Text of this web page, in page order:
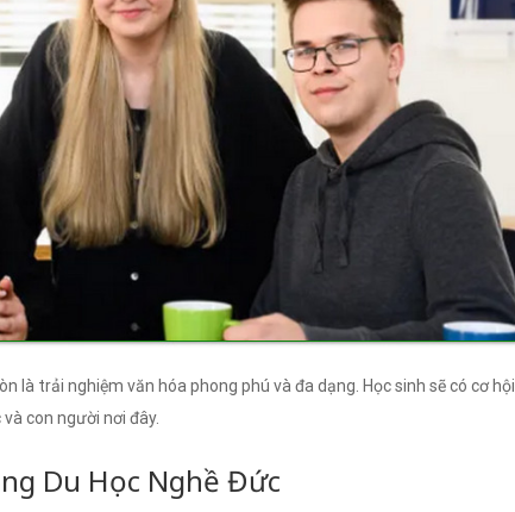
là trải nghiệm văn hóa phong phú và đa dạng. Học sinh sẽ có cơ hội
con người nơi đây.
Du Học Nghề Đức